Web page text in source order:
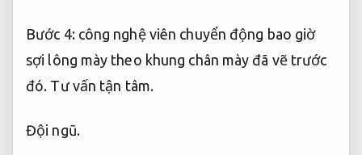
Bước 4: công nghệ viên chuyển động bao giờ
sợi lông mày theo khung chân mày đã vẽ trước
đó. Tư vấn tận tâm.
Đội ngũ.